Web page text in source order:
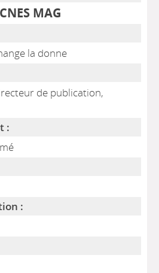
MAG
la donne
de publication,
:
: